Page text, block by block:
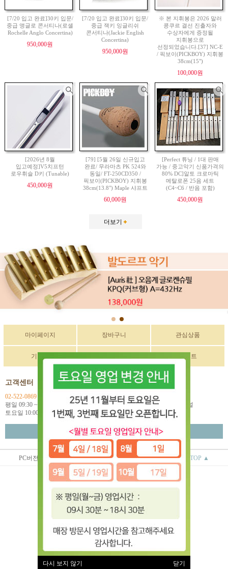
[7/20 입고 완료]30키 입문/
중급 앵글로 콘서티나(로셸
Rochelle Anglo Concertina)
950,000원
[7/20 입고 완료]30키 입문/
중급 잭키 잉글리쉬
콘서티나(Jackie English
Concertina)
950,000원
※ 본 지휘봉은 2026 말러
콩쿠르 결선 진출자와
수상자에게 증정될
지휘봉으로
선정되었습니다.[37] NC-E
/ 픽보이(PICKBOY) 지휘봉
38cm(15")
100,000원
[2026년 8월
입고예정]V5치프턴
로우휘슬 D키 (Tunable)
450,000원
[79] [5월 26일 신규입고
완료/ 무라마츠 PK 524와
동일/ FT-250CD350 /
픽보이(PICKBOY) 지휘봉
38cm(13.8") Maple 샤프트
60,000원
[Perfect 튜닝 / 1대 판매
가능 / 중고악기 신품가격의
80% DC]알토 크로마틱
메탈로폰 25음 세트
(C4~C6 / 반음 포함)
450,000원
더보기
마이페이지 장바구니 관심상품
기획전 이벤트
고객센터
02-522-0869
평일 09:30 ~ 18:00
토요일 10:00 ~ 18:00
입금계좌정보
국민 270901-04-033114
예금주: (주)한독인터네셔널
월~금 택배마감 16:00
고객센터 연결
PC버전 상점정보 이용안내 TOP ▲
(주)한독인터네셔널
대표 : 오상배 ㅣ 개인정보 보호 책임자 : 오상배
사업자 등록번호 : 129-81-79618
통신판매업신고번호 : 제 2014-서울서초-0781호
전화 : 02-522-0869
(서초동 1585-10번지 2층)
이용약관| 개인정보처리방침
유럽악기 ⓒ All rights reserved.
다시 보지 않기 닫기